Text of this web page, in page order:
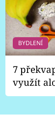
BYDLENÍ
7
využít